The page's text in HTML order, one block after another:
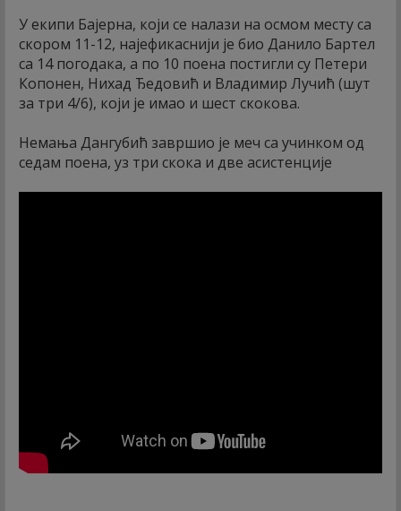
У екипи Бајерна, који се налази на осмом месту са
скором 11-12, најефикаснији је био Данило Бартел
са 14 погодака, а по 10 поена постигли су Петери
Копонен, Нихад Ђедовић и Владимир Лучић (шут
за три 4/6), који је имао и шест скокова.
Немања Дангубић завршио је меч са учинком од
седам поена, уз три скока и две асистенције